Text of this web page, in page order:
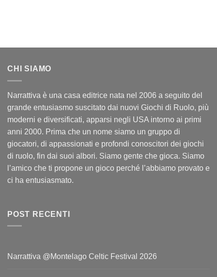
CHI SIAMO
Narrattiva è una casa editrice nata nel 2006 a seguito del
grande entusiasmo suscitato dai nuovi Giochi di Ruolo, più
moderni e diversificati, apparsi negli USA intorno ai primi
anni 2000. Prima che un nome siamo un gruppo di
giocatori, di appassionati e profondi conoscitori dei giochi
di ruolo, fin dai suoi albori. Siamo gente che gioca. Siamo
l’amico che ti propone un gioco perché l’abbiamo provato e
ci ha entusiasmato.
POST RECENTI
Narrattiva @Montelago Celtic Festival 2026